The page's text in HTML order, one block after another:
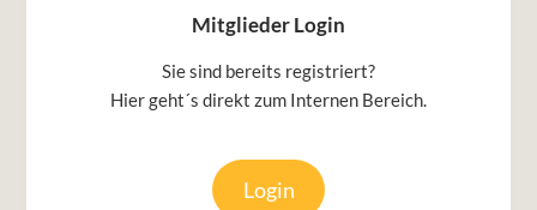
Mitglieder Login
Sie sind bereits registriert?
Hier geht´s direkt zum Internen Bereich.
Login